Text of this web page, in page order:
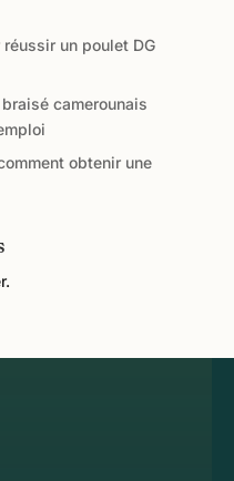
un poulet DG
camerounais
obtenir une